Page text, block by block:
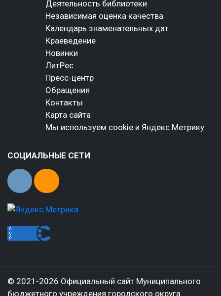
Деятельность библиотеки
Независимая оценка качества
Календарь знаменательных дат
Краеведение
Новинки
ЛитРес
Пресс-центр
Обращения
Контакты
Карта сайта
Мы используем cookie и Яндекс.Метрику
СОЦИАЛЬНЫЕ СЕТИ
© 2021-2026 Официальный сайт Муниципального
бюджетного учреждения городского округа